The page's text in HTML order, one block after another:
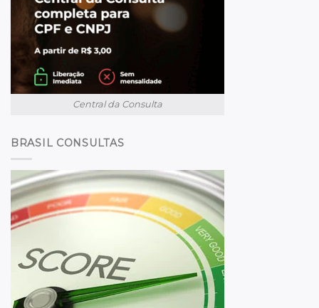
Central da Consulta
BRASIL CONSULTAS